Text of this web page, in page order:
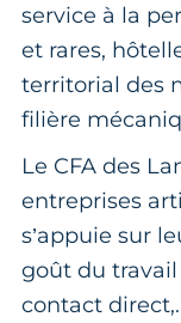
service à la
et rares,
territorial des
filière
Le CFA des
entreprises
s’appuie sur
goût du
contact